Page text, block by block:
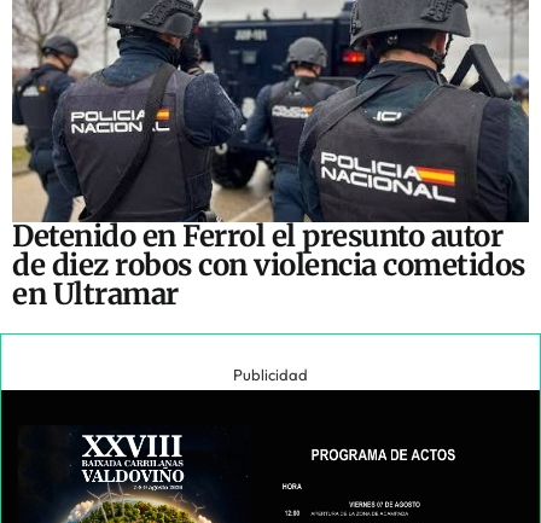
Detenido en Ferrol el presunto autor
de diez robos con violencia cometidos
en Ultramar
Publicidad